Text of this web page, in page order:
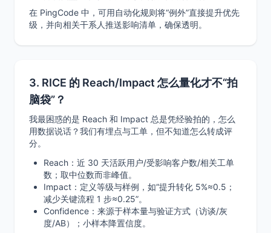
在 PingCode 中，可用自动化规则将“例外”直接提升优先
级，并向相关干系人推送影响清单，确保透明。
3. RICE 的 Reach/Impact 怎么量化才不“拍
脑袋”？
我最困惑的是 Reach 和 Impact 总是凭经验拍的，怎么
用数据说话？我们有埋点与工单，但不知道怎么转成评
分。
Reach：近 30 天活跃用户/受影响客户数/相关工单
数；取中位数而非峰值。
Impact：定义等级与样例，如“提升转化 5%≈0.5；
减少关键流程 1 步≈0.25”。
Confidence：来源于样本量与验证方式（访谈/灰
度/AB）；小样本降置信度。